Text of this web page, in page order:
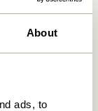
About
ads, to